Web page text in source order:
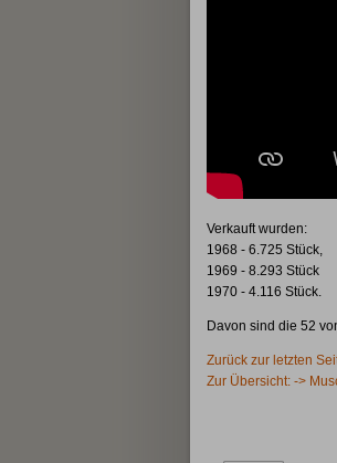
Verkauft wurden:
1968 - 6.725 Stück,
1969 - 8.293 Stück
1970 - 4.116 Stück.
Davon sind die 52
Zurück zur letzten
Zur Übersicht: ->